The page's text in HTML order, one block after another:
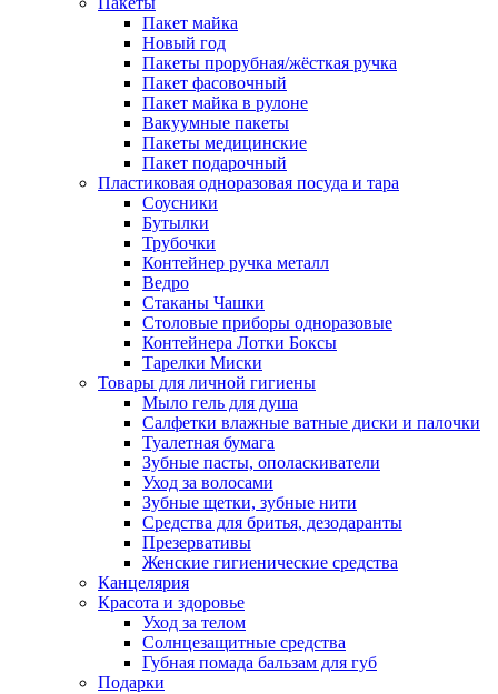
Пакет майка
Новый год
Пакеты прорубная/жёсткая ручка
Пакет фасовочный
Пакет майка в рулоне
Вакуумные пакеты
Пакеты медицинские
Пакет подарочный
Пластиковая одноразовая посуда и тара
Соусники
Бутылки
Трубочки
Контейнер ручка металл
Ведро
Стаканы Чашки
Столовые приборы одноразовые
Контейнера Лотки Боксы
Тарелки Миски
Товары для личной гигиены
Мыло гель для душа
Салфетки влажные ватные диски и палочки
Туалетная бумага
Зубные пасты, ополаскиватели
Уход за волосами
Зубные щетки, зубные нити
Средства для бритья, дезодаранты
Презервативы
Женские гигиенические средства
Канцелярия
Красота и здоровье
Уход за телом
Солнцезащитные средства
Губная помада бальзам для губ
Подарки